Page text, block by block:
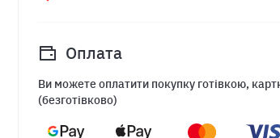
Оплата
Ви можете оплатити покупку готівкою,
(безготівково)